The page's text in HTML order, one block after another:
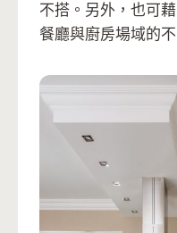
不搭。另外，也可
餐廳與廚房場域的不